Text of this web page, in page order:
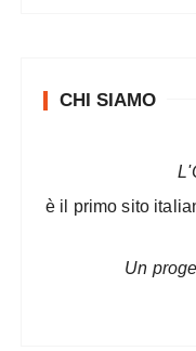
CHI SIAMO
è il primo sito
Un